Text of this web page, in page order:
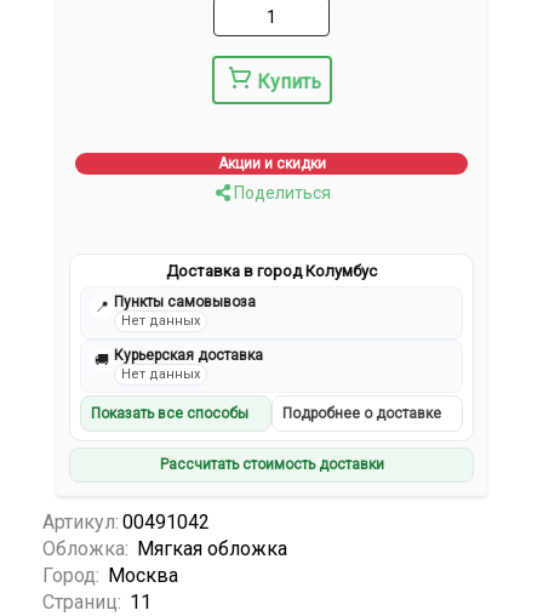
Купить
Акции и скидки
Поделиться
Доставка в город Колумбус
📍 Пункты самовывоза
Нет данных
🚚 Курьерская доставка
Нет данных
Показать все способы Подробнее о доставке
Рассчитать стоимость доставки
Артикул: 00491042
Обложка: Мягкая обложка
Город: Москва
Страниц: 11